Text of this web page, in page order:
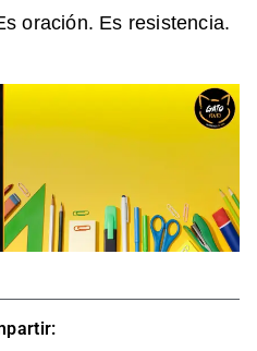
oración. Es resistencia.